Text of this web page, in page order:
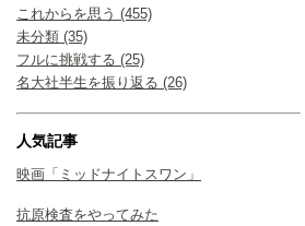
これからを思う (455)
未分類 (35)
フルに挑戦する (25)
名大社半生を振り返る (26)
人気記事
映画「ミッドナイトスワン」
抗原検査をやってみた